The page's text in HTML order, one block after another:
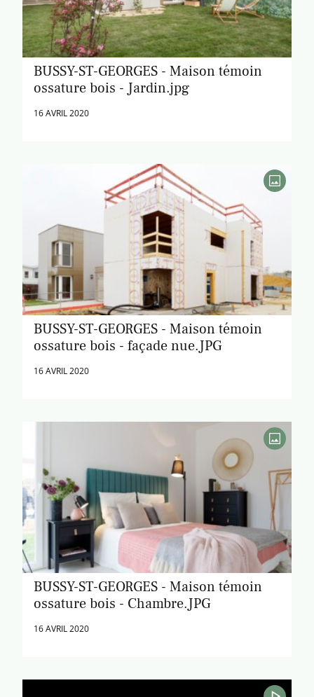
BUSSY-ST-GEORGES - Maison témoin
ossature bois - Jardin.jpg
16 AVRIL 2020
BUSSY-ST-GEORGES - Maison témoin
ossature bois - façade nue.JPG
16 AVRIL 2020
BUSSY-ST-GEORGES - Maison témoin
ossature bois - Chambre.JPG
16 AVRIL 2020